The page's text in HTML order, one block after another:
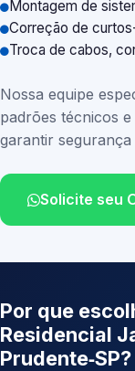
Montagem de
Correção de
Troca de cabos,
Nossa equipe
padrões técnicos
garantir
Solicite seu
Por que
Residencial
Prudente‑SP?